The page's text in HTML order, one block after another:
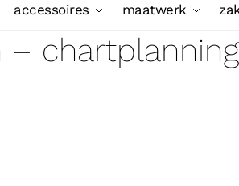
accessoires maatwerk